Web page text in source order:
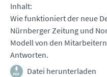
Inhalt
Wie funktioniert der neue
Nürnberger Zeitung und
Modell von den
Antworten.
Datei herunterladen